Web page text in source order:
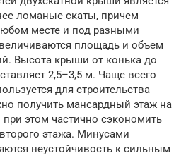
ломаные скаты, причем
месте и под разными
площадь и объем
Высота крыши от конька до
2,5–3,5 м. Чаще всего
для строительства
получить мансардный этаж на
при этом частично сэкономить
этажа. Минусами
неустойчивость к сильным